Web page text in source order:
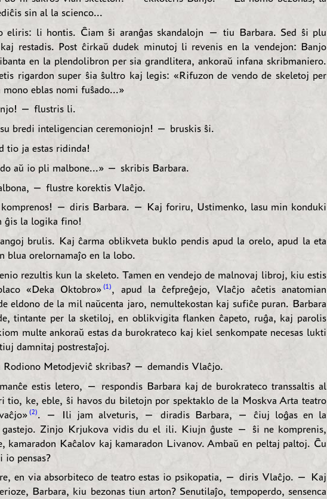
sin al la scienco...
eliris: li hontis. Ĉiam ŝi aranĝas skandalojn — tiu Barbara. Sed ŝi plu
kaj restadis. Post ĉirkaŭ dudek minutoj li revenis en la vendejon: Banjo
en la plendolibron per sia grandlitera, ankoraŭ infana skribmaniero.
rigardon super ŝia ŝultro kaj legis: «Rifuzon de vendo de skeletoj per
mono eblas nomi fuŝado...»
— flustris li.
bredi inteligencian ceremoniojn! — bruskis ŝi.
tio ja estas ridinda!
aŭ io pli malbone...» — skribis Barbara.
— flustre korektis Vlaĉjo.
— diris Barbara. — Kaj foriru, Ustimenko, lasu min konduki
ĝis la logika fino!
brulis. Kaj ĉarma oblikveta buklo pendis apud la orelo, apud la eta
blua orelornamaĵo en la lobo.
rezultis kun la skeleto. Tamen en vendejo de malnovaj libroj, kiu estis
«Deka Oktobro» 1 , apud la ĉefpreĝejo, Vlaĉjo aĉetis anatomian
eldono de la mil naŭcenta jaro, nemultekostan kaj sufiĉe puran. Barbara
tintante per la sketiloj, en oblikvigita flanken ĉapeto, ruĝa, kaj parolis
multe ankoraŭ estas da burokrateco kaj kiel senkompate necesas lukti
damnitaj postrestaĵoj.
Metodjeviĉ skribas? — demandis Vlaĉjo.
estis letero, — respondis Barbara kaj de burokrateco transsaltis al
tio, ke, eble, ŝi havos du biletojn por spektaklo de la Moskva Arta teatro
2 . — Ili jam alveturis, — diradis Barbara, — ĉiuj loĝas en la
gastejo. Zinjo Krjukova vidis du el ili. Kiujn ĝuste — ŝi ne komprenis,
kamaradon Kaĉalov kaj kamaradon Livanov. Ambaŭ en peltaj paltoj. Ĉu
io pensas?
en via absorbiteco de teatro estas io psikopatia, — diris Vlaĉjo. — Kaj
Barbara, kiu bezonas tiun arton? Senutilaĵo, tempoperdo, sensenca